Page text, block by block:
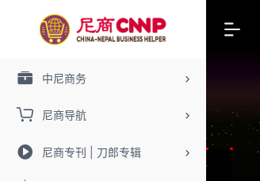
中尼商务
尼商导航
尼商专刊 | 刀郎专辑